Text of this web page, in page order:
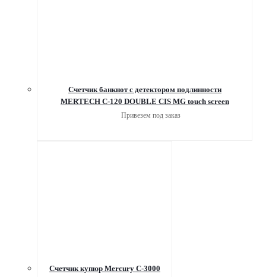
Счетчик банкнот с детектором подлинности
MERTECH C-120 DOUBLE CIS MG touch screen
Привезем под заказ
Счетчик купюр Mercury С-3000